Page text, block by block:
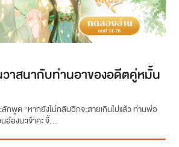
าสนากับท่านอาของอดีตคู่หมั้น
กพูด “หากยังไม่กลับอีกจะสายเกินไปแล้ว ท่านพ่อ
อ๋องนะเจ้าคะ จี้...